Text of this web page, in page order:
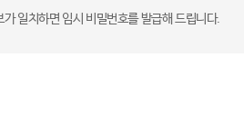
일치하면 임시 비밀번호를 발급해 드립니다.